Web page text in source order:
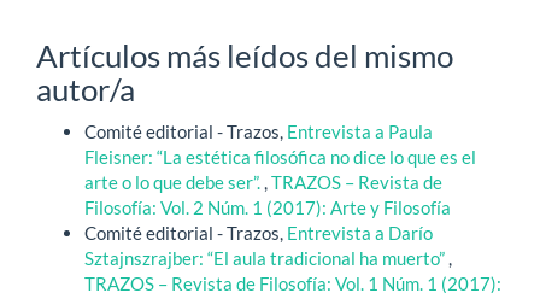
Artículos más leídos del mismo
autor/a
Comité editorial - Trazos, Entrevista a Paula
Fleisner: “La estética filosófica no dice lo que es el
arte o lo que debe ser”. TRAZOS – Revista de
Filosofía: Vol. 2 Núm. 1 (2017): Arte y Filosofía
Comité editorial - Trazos, Entrevista a Darío
Sztajnszrajber: “El aula tradicional ha muerto”
TRAZOS – Revista de Filosofía: Vol. 1 Núm. 1 (2017):